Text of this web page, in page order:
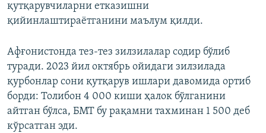
480p
1080p
қутқарувчиларни етказишни
қийинлаштираётганини маълум қилди.
Афғонистонда тез-тез зилзилалар содир бўлиб
туради. 2023 йил октябрь ойидаги зилзилада
қурбонлар сони қутқарув ишлари давомида ортиб
борди: Толибон 4 000 киши ҳалок бўлганини
айтган бўлса, БМТ бу рақамни тахминан 1 500 деб
кўрсатган эди.